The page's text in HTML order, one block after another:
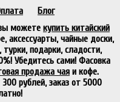
Блог
можете купить китайский
аксессуарты, чайные доски,
подарки, сладости,
Убедитесь сами! Фасовка
продажа чая и кофе.
рублей, заказ от 5000